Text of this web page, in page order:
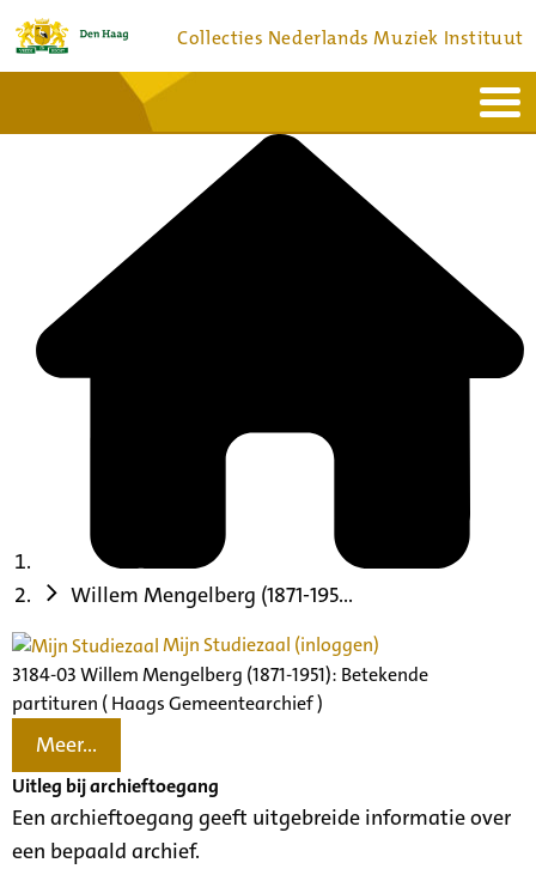
Collecties Nederlands Muziek Instituut
Bronnen en collecties
Willem Mengelberg (1871-195...
Mijn Studiezaal (inloggen)
3184-03 Willem Mengelberg (1871-1951): Betekende
partituren ( Haags Gemeentearchief )
Meer...
Uitleg bij archieftoegang
Een archieftoegang geeft uitgebreide informatie over
een bepaald archief.